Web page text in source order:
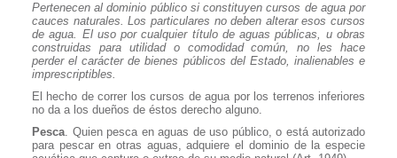
Pertenecen al dominio público si constituyen cursos de agua por
cauces naturales. Los particulares no deben alterar esos cursos
de agua. El uso por cualquier título de aguas públicas, u obras
construidas para utilidad o comodidad común, no les hace
perder el carácter de bienes públicos del Estado, inalienables e
imprescriptibles.
El hecho de correr los cursos de agua por los terrenos inferiores
no da a los dueños de éstos derecho alguno.
Pesca. Quien pesca en aguas de uso público, o está autorizado
para pescar en otras aguas, adquiere el dominio de la especie